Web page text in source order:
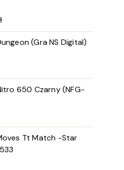
(Gra NS Digital)
650 Czarny (NFG-
Tt Match -Star